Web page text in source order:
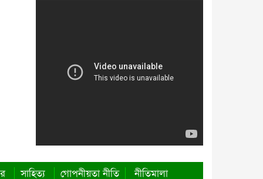
রাঙ্গুনিয়াতে ৭ বছরের নাতনিকে ধর্ষণের
চেষ্টার অভিযোগে নানা গ্রেপ্তার
সাহিত্য গোপনীয়তা নীতি নীতিমালা